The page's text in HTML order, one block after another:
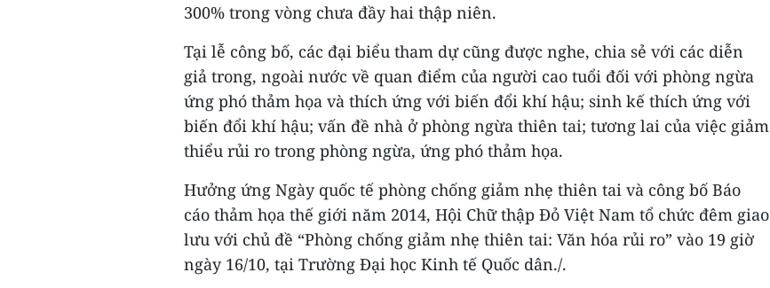
300% trong vòng chưa đầy hai thập niên.
Tại lễ công bố, các đại biểu tham dự cũng được nghe, chia sẻ với các diễn
giả trong, ngoài nước về quan điểm của người cao tuổi đối với phòng ngừa
ứng phó thảm họa và thích ứng với biến đổi khí hậu; sinh kế thích ứng với
biến đổi khí hậu; vấn đề nhà ở phòng ngừa thiên tai; tương lai của việc giảm
thiểu rủi ro trong phòng ngừa, ứng phó thảm họa.
Hưởng ứng Ngày quốc tế phòng chống giảm nhẹ thiên tai và công bố Báo
cáo thảm họa thế giới năm 2014, Hội Chữ thập Đỏ Việt Nam tổ chức đêm giao
lưu với chủ đề “Phòng chống giảm nhẹ thiên tai: Văn hóa rủi ro” vào 19 giờ
ngày 16/10, tại Trường Đại học Kinh tế Quốc dân./.